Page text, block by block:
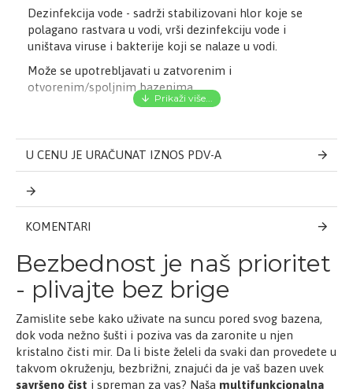
Dezinfekcija vode - sadrži stabilizovani hlor koje se
polagano rastvara u vodi, vrši dezinfekciju vode i
uništava viruse i bakterije koji se nalaze u vodi.
Može se upotrebljavati u zatvorenim i
otvorenim/spoljnim bazenima.
Bistri vodu - sadrži sredstvo koje bistri vodu i održava je
7,8.
Inhibitor korozije - sprečava pojavu korozije na
metalnim delovima bazena.
Idealno za male kućne bazene. Potrebno 1-2 tableta na
U CENU JE URAČUNAT IZNOS PDV-A
KOMENTARI
Bezbednost je naš prioritet
- plivajte bez brige
Zamislite sebe kako uživate na suncu pored svog bazena,
dok voda nežno šušti i poziva vas da zaronite u njen
kristalno čisti mir. Da li biste želeli da svaki dan provedete u
takvom okruženju, bezbrižni, znajući da je vaš bazen uvek
savršeno čist i spreman za vas? Naša multifunkcionalna